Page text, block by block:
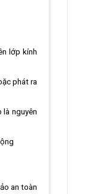
lớp kính
phát ra
là nguyên
an toàn